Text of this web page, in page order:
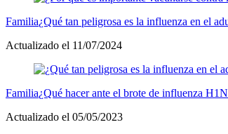
Familia¿Qué tan peligrosa es la influenza en el
Actualizado el 11/07/2024
Familia¿Qué hacer ante el brote de influenza
Actualizado el 05/05/2023